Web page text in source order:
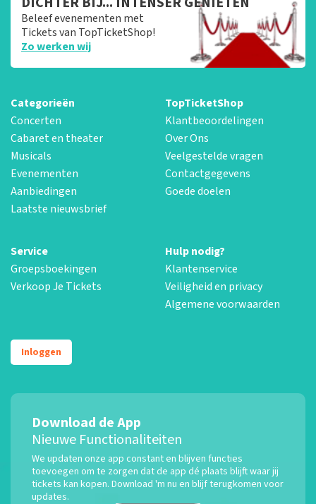
Beleef evenementen met
Tickets van TopTicketShop!
Zo werken wij
Categorieën
Concerten
Cabaret en theater
Musicals
Evenementen
Aanbiedingen
Laatste nieuwsbrief
TopTicketShop
Klantbeoordelingen
Over Ons
Veelgestelde vragen
Contactgegevens
Goede doelen
Service
Groepsboekingen
Verkoop Je Tickets
Hulp nodig?
Klantenservice
Veiligheid en privacy
Algemene voorwaarden
Inloggen
Download de App
Nieuwe Functionaliteiten
We updaten onze app constant en blijven functies
toevoegen om te zorgen dat de app dé plaats blijft waar jij
tickets kan kopen. Download 'm nu en blijf terugkomen voor
updates.